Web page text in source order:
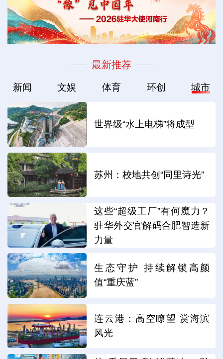
最新推荐
新闻 文娱 体育 环创 城市
世界级“水上电梯”将成型
苏州：校地共创“同里诗光”
这些“超级工厂”有何魔力？
驻华外交官解码合肥智造新
力量
生态守护 持续解锁高颜
值“重庆蓝”
连云港：高空瞭望 赏海滨
风光